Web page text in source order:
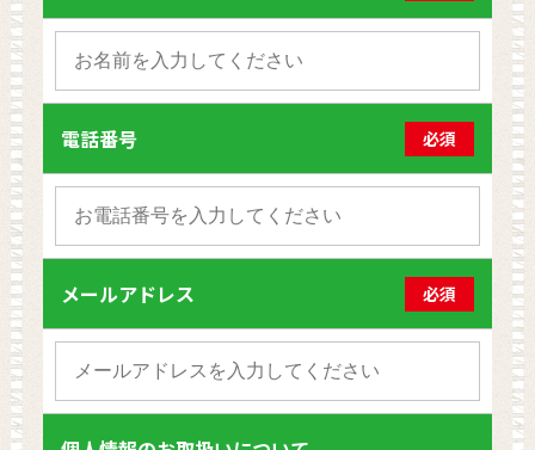
電話番号 必須
メールアドレス 必須